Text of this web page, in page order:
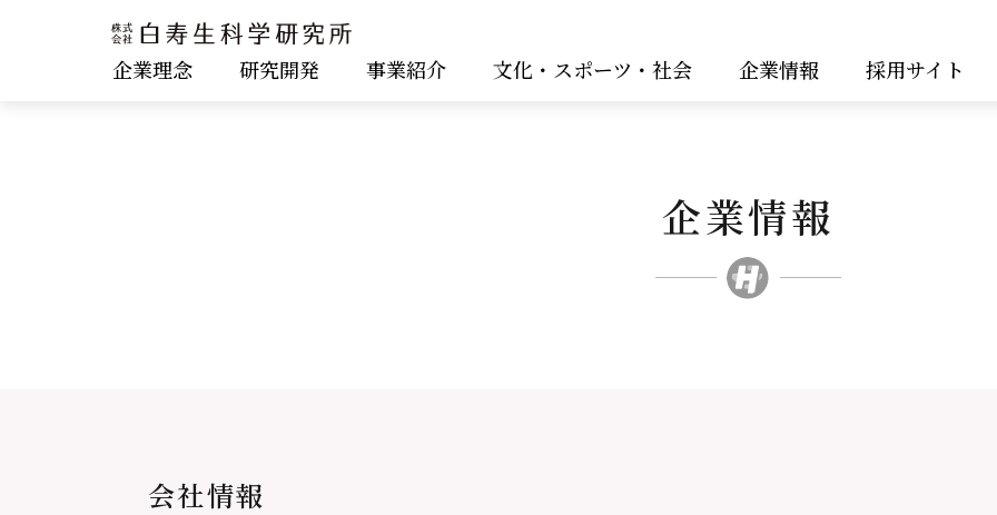
企業理念 研究開発 事業紹介 文化・スポーツ・社会 企業情報 採用サイト
企業情報
会社情報